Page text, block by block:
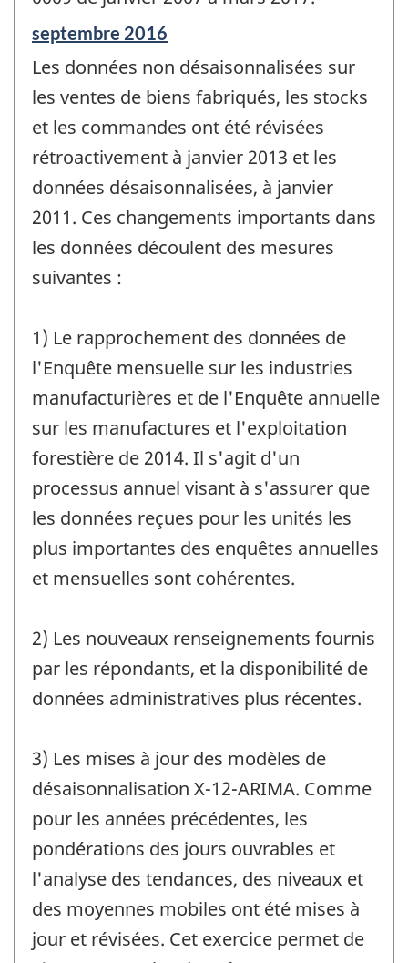
Période
référence
de
-
septembre 2016
Les données non désaisonnalisées sur
les ventes de biens fabriqués, les stocks
et les commandes ont été révisées
rétroactivement à janvier 2013 et les
données désaisonnalisées, à janvier
2011. Ces changements importants dans
les données découlent des mesures
suivantes :
1) Le rapprochement des données de
l'Enquête mensuelle sur les industries
manufacturières et de l'Enquête annuelle
sur les manufactures et l'exploitation
forestière de 2014. Il s'agit d'un
processus annuel visant à s'assurer que
les données reçues pour les unités les
plus importantes des enquêtes annuelles
et mensuelles sont cohérentes.
2) Les nouveaux renseignements fournis
par les répondants, et la disponibilité de
données administratives plus récentes.
3) Les mises à jour des modèles de
désaisonnalisation X-12-ARIMA. Comme
pour les années précédentes, les
pondérations des jours ouvrables et
l'analyse des tendances, des niveaux et
des moyennes mobiles ont été mises à
jour et révisées. Cet exercice permet de